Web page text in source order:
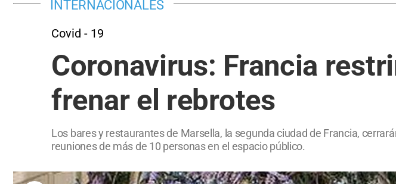
INTERNACIONALES
Covid - 19
Coronavirus: Francia
frenar el rebrotes
Los bares y restaurantes de Marsella, la segunda ciudad de Francia,
reuniones de más de 10 personas en el espacio público.